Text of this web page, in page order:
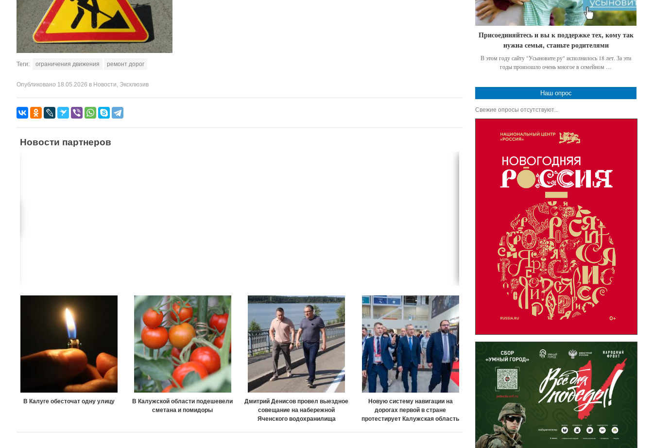
Теги: ограничения движения ремонт дорог
Опубликовано 18.05.2026 в Новости Эксклюзив
Новости партнеров
В Калуге обесточат одну улицу
В Калужской области подешевели
сметана и помидоры
Дмитрий Денисов провел выездное
совещание на набережной
Яченского водохранилища
Новую систему навигации на
дорогах первой в стране
протестирует Калужская область
Присоединяйтесь и вы к поддержке тех, кому так
нужна семья, станьте родителями
В этом году сайту "Усыновите.ру" исполнилось 18 лет. За эти
годы произошло очень многое в семейном …
Наш опрос
Свежие опросы отсутствуют...